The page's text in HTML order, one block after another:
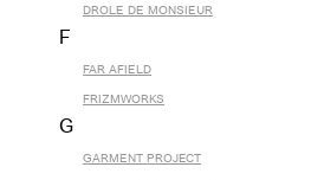
DROLE DE MONSIEUR
F
FAR AFIELD
FRIZMWORKS
G
GARMENT PROJECT